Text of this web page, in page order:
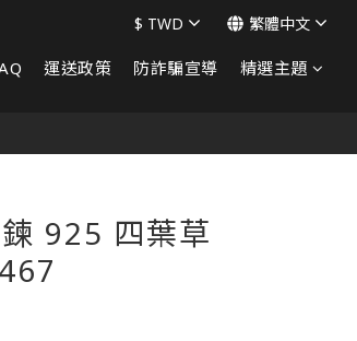
運送政策 防詐騙宣導 精選主題
$ TWD 繁體中文
925 四葉草